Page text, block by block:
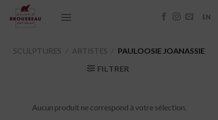
Passer
contenu
EN
SCULPTURES ARTISTES
PAULOOSIE JOANASSIE
FILTRER
Aucun produit ne correspond à votre sélection.